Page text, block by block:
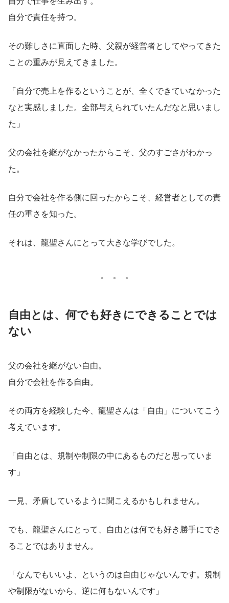
自分で責任を持つ。
その難しさに直面した時、父親が経営者としてやってきた
ことの重みが見えてきました。
「自分で売上を作るということが、全くできていなかった
なと実感しました。全部与えられていたんだなと思いまし
た」
父の会社を継がなかったからこそ、父のすごさがわかっ
た。
自分で会社を作る側に回ったからこそ、経営者としての責
任の重さを知った。
それは、龍聖さんにとって大きな学びでした。
自由とは、何でも好きにできることでは
ない
父の会社を継がない自由。
自分で会社を作る自由。
その両方を経験した今、龍聖さんは「自由」についてこう
考えています。
「自由とは、規制や制限の中にあるものだと思っていま
す」
一見、矛盾しているように聞こえるかもしれません。
でも、龍聖さんにとって、自由とは何でも好き勝手にでき
ることではありません。
「なんでもいいよ、というのは自由じゃないんです。規制
や制限がないから、逆に何もないんです」